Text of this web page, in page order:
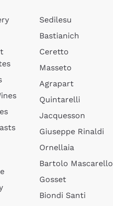
Sedilesu
Bastianich
Ceretto
Masseto
Agrapart
Quintarelli
Jacquesson
Giuseppe Rinaldi
Ornellaia
Bartolo Mascarello
Gosset
Biondi Santi